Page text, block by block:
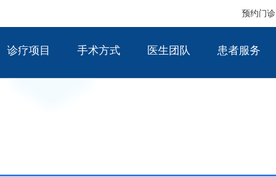
预约门诊
诊疗项目 手术方式 医生团队 患者服务